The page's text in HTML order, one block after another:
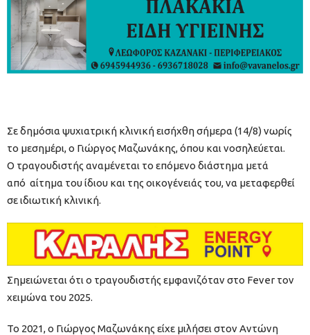
Σε δημόσια ψυχιατρική κλινική εισήχθη σήμερα (14/8) νωρίς
το μεσημέρι, ο Γιώργος Μαζωνάκης, όπου και νοσηλεύεται.
Ο τραγουδιστής αναμένεται το επόμενο διάστημα μετά
από αίτημα του ίδιου και της οικογένειάς του, να μεταφερθεί
σε ιδιωτική κλινική.
Σημειώνεται ότι ο τραγουδιστής εμφανιζόταν στο Fever τον
χειμώνα του 2025.
Το 2021, ο Γιώργος Μαζωνάκης είχε μιλήσει στον Αντώνη